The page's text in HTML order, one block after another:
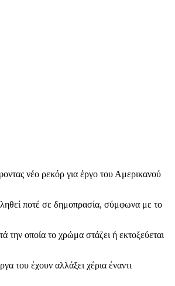
νέο ρεκόρ για έργο του Αμερικανού
ποτέ σε δημοπρασία, σύμφωνα με το
την οποία το χρώμα στάζει ή εκτοξεύεται
του έχουν αλλάξει χέρια έναντι